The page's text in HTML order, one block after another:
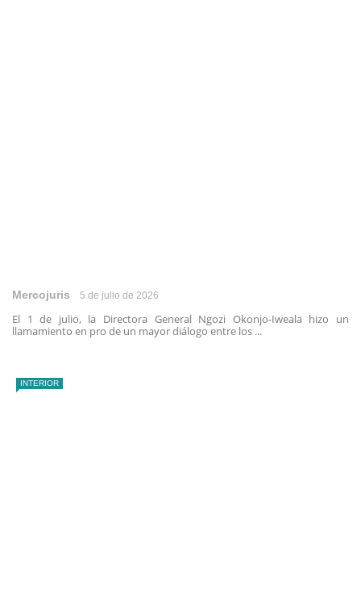
Mercojuris 5 de julio de 2026
El 1 de julio, la Directora General Ngozi Okonjo-Iweala hizo un
llamamiento en pro de un mayor diálogo entre los ...
INTERIOR